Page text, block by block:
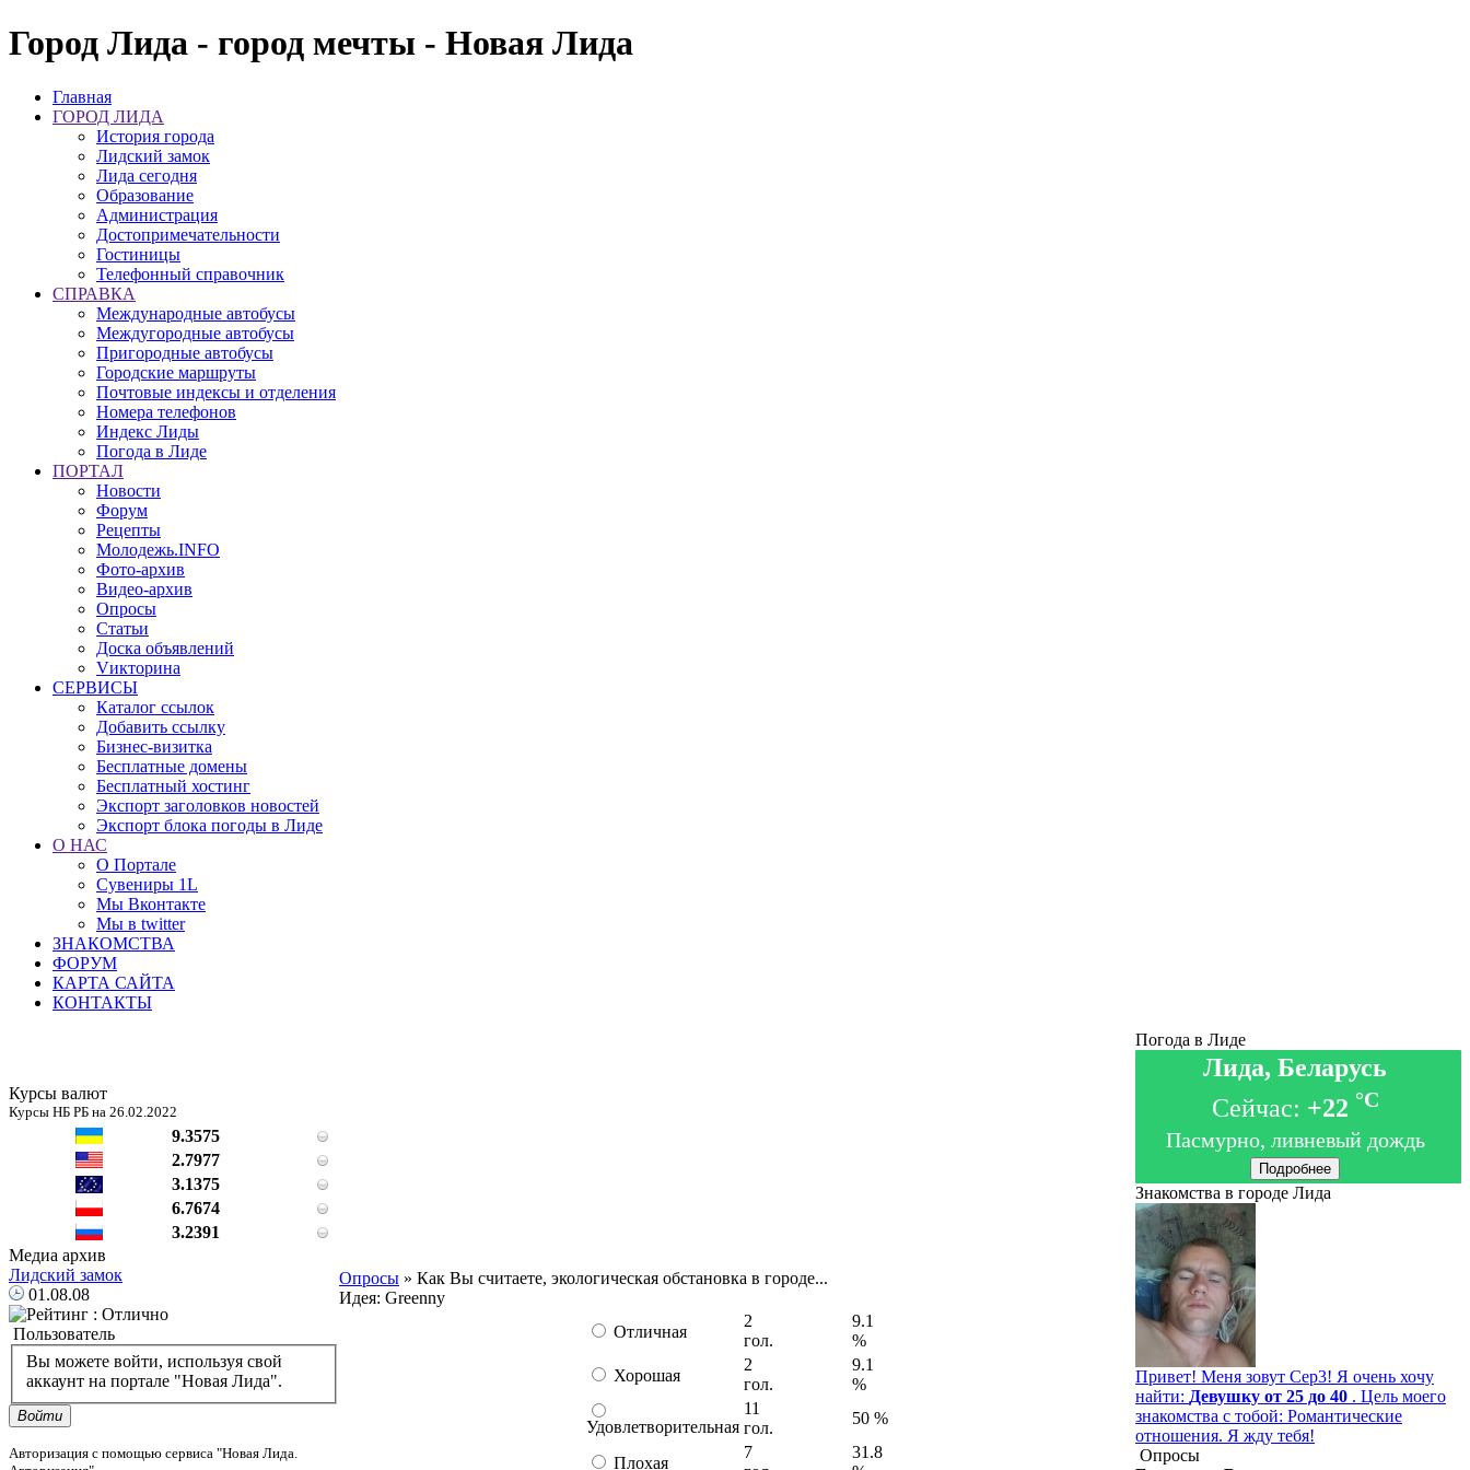
Город Лида - город мечты - Новая Лида
Главная
ГОРОД ЛИДА
История города
Лидский замок
Лида сегодня
Образование
Администрация
Достопримечательности
Гостиницы
Телефонный справочник
СПРАВКА
Международные автобусы
Междугородные автобусы
Пригородные автобусы
Городские маршруты
Почтовые индексы и отделения
Номера телефонов
Индекс Лиды
Погода в Лиде
ПОРТАЛ
Новости
Форум
Рецепты
Молодежь.INFO
Фото-архив
Видео-архив
Опросы
Статьи
Доска объявлений
Vикторина
СЕРВИСЫ
Каталог ссылок
Добавить ссылку
Бизнес-визитка
Бесплатные домены
Бесплатный хостинг
Экспорт заголовков новостей
Экспорт блока погоды в Лиде
О НАС
О Портале
Сувениры 1L
Мы Вконтакте
Мы в twitter
ЗНАКОМСТВА
ФОРУМ
КАРТА САЙТА
КОНТАКТЫ
Курсы валют
Курсы НБ РБ на 26.02.2022
9.3575
2.7977
3.1375
6.7674
3.2391
Медиа архив
Лидский замок
01.08.08
Пользователь
Вы можете войти, используя свой
аккаунт на портале "Новая Лида".
Войти
Авторизация с помощью сервиса "Новая Лида.
Опросы » Как Вы считаете, экологическая обстановка в городе...
Идея: Greenny
Отличная
2
гол.
9.1
%
Хорошая
2
гол.
9.1
%
Удовлетворительная
11
гол.
50 %
Плохая
7
31.8
Погода в Лиде
Лида, Беларусь
Сейчас: +22 °C
Пасмурно, ливневый дождь
Подробнее
Знакомства в городе Лида
Привет! Меня зовут Сер3! Я очень хочу
найти: Девушку от 25 до 40 . Цель моего
знакомства с тобой: Романтические
отношения. Я жду тебя!
Опросы